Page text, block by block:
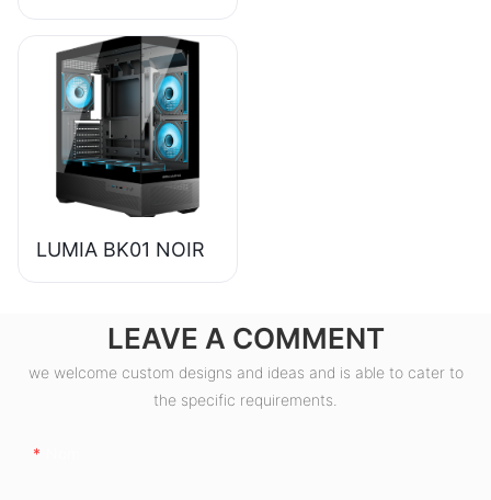
ESGAMING 550W
haute qualité,
rendement 85%,
certification 80+
Bronze ESB550W
LUMIA BK01 NOIR
LEAVE A COMMENT
we welcome custom designs and ideas and is able to cater to
the specific requirements.